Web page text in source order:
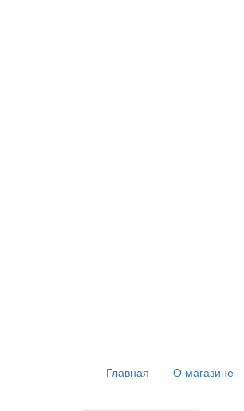
Главная О магазине